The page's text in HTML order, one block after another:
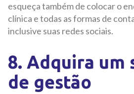
esqueça também de colocar o
clínica e todas as formas de
inclusive suas redes sociais.
8. Adquira um
de gestão